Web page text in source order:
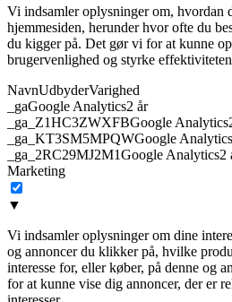
Vi indsamler oplysninger om, hvordan
hjemmesiden, herunder hvor ofte du
du kigger på. Det gør vi for at kunne
brugervenlighed og styrke
NavnUdbyderVarighed
_gaGoogle Analytics2 år
_ga_Z1HC3ZWXFBGoogle Analytics
_ga_KT3SM5MPQWGoogle Analytics
_ga_2RC29MJ2M1Google Analytics2
Marketing
▼
Vi indsamler oplysninger om dine
og annoncer du klikker på, hvilke
interesse for, eller køber, på denne og
for at kunne vise dig annoncer, der er